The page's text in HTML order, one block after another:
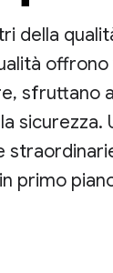
della
sfruttano
sicurezza.
primo